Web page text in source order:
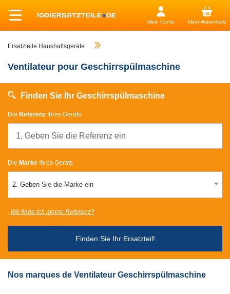
Mein Konto Mein Warenkorb
Ersatzteile Haushaltsgeräte
Ventilateur pour Geschirrspülmaschine
Finden Sie Ihr Geschirrspülmaschine
Die Referenz Ihres Geräts
Die Marke Ihres Geräts
2. Geben Sie die Marke ein
Finden Sie Ihr Ersatzteil!
Wo finde ich meine Referenz?
Nos marques de Ventilateur Geschirrspülmaschine